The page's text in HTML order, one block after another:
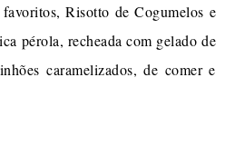
Risotto de Cogumelos e
pérola, recheada com gelado de
caramelizados, de comer e